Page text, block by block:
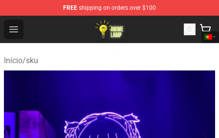
FREE shipping on orders over $100
Open menu
Anime Lamp Shop - The Best Store of Anime Lamp
Início/sku